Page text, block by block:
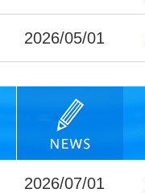
2026/05/01
2026/07/01